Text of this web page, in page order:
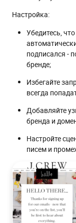
Настройка:
Убедитесь,
подписался -
бренде;
Избегайте
всегда
Добавляйте
бренда и
Настройте
писем и